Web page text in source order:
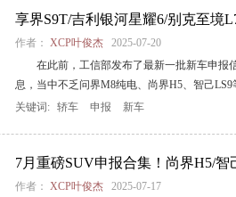
享界S9T/吉利银河星耀6/别克至境
作者： XCP叶俊杰 2025-07-20
在此前，工信部发布了最新一批新车申报
息，当中不乏问界M8纯电、尚界H5、智己LS9
关键词: 轿车 申报 新车
7月重磅SUV申报合集！尚界H5/智
作者： XCP叶俊杰 2025-07-17